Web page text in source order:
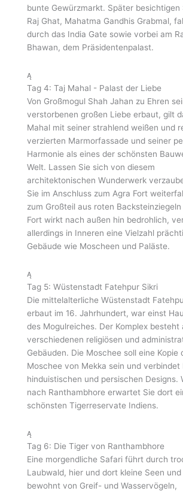
bunte Gewürzmarkt. Später besichtigen
Raj Ghat, Mahatma Gandhis Grabmal,
durch das India Gate sowie vorbei am
Bhawan, dem Präsidentenpalast.
Tag 4: Taj Mahal - Palast der Liebe
Von Großmogul Shah Jahan zu Ehren
verstorbenen großen Liebe erbaut, gilt
Mahal mit seiner strahlend weißen und
verzierten Marmorfassade und seiner
Harmonie als eines der schönsten
Welt. Lassen Sie sich von diesem
architektonischen Wunderwerk
Sie im Anschluss zum Agra Fort
zum Großteil aus roten
Fort wirkt nach außen hin bedrohlich,
allerdings in Inneren eine Vielzahl
Gebäude wie Moscheen und Paläste.
Tag 5: Wüstenstadt Fatehpur Sikri
Die mittelalterliche Wüstenstadt
erbaut im 16. Jahrhundert, war einst
des Mogulreiches. Der Komplex besteht
verschiedenen religiösen und
Gebäuden. Die Moschee soll eine Kopie
Moschee von Mekka sein und verbindet
hinduistischen und persischen Designs.
nach Ranthambhore erwartet Sie dort
schönsten Tigerreservate Indiens.
Tag 6: Die Tiger von Ranthambhore
Eine morgendliche Safari führt durch
Laubwald, hier und dort kleine Seen und
bewohnt von Greif- und Wasservögeln,